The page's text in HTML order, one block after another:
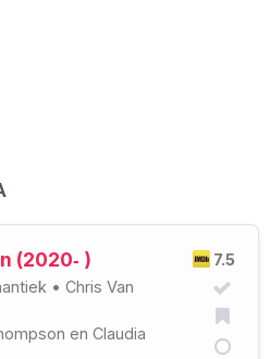
7.5
(2020‑ )
• Chris Van
en Claudia